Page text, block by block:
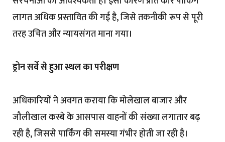
लागत अधिक प्रस्तावित की गई है, जिसे तकनीकी रूप से पूरी
तरह उचित और न्यायसंगत माना गया।
ड्रोन सर्वे से हुआ स्थल का परीक्षण
अधिकारियों ने अवगत कराया कि मोलेखाल बाजार और
जौलीखाल कस्बे के आसपास वाहनों की संख्या लगातार बढ़
रही है, जिससे पार्किंग की समस्या गंभीर होती जा रही है।